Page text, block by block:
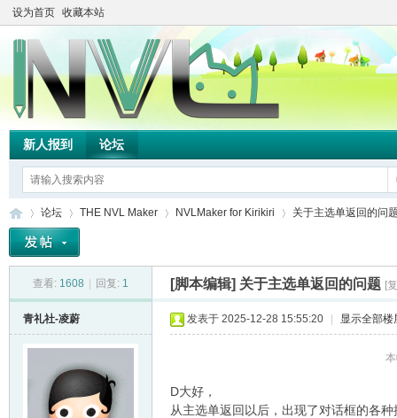
设为首页 收藏本站
新人报到 论坛
论坛
›
THE NVL Maker NVLMaker for Kirikiri
›
关于主选单返回的问
查看: 1608 回复: 1 [脚本编辑] 关于主选单返回的问题 [
青礼社-凌蔚 发表于 2025-12-28 15:55:20 显示全部楼
D大好，
从主选单返回以后，出现了对话框的各